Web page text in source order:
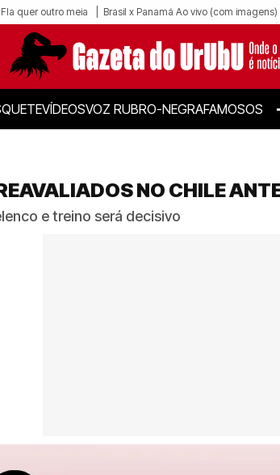
Fla quer outro meia Brasil x Panamá Ao vivo (com imagens)
VÍDEOSVOZ RUBRO-NEGRAFAMOSOS
NO CHILE
e treino será decisivo